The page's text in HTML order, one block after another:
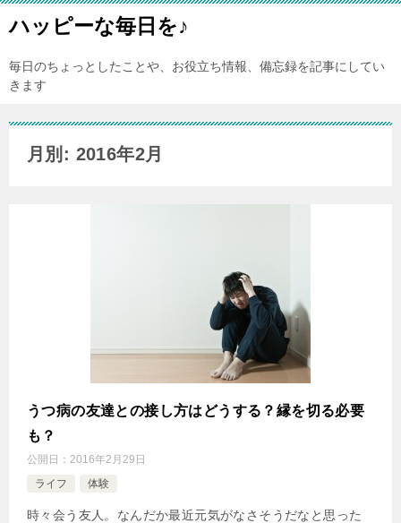
ハッピーな毎日を♪
毎日のちょっとしたことや、お役立ち情報、備忘録を記事にしてい
きます
月別: 2016年2月
うつ病の友達との接し方はどうする？縁を切る必要
も？
公開日： 2016年2月29日
ライフ
体験
時々会う友人。なんだか最近元気がなさそうだなと思った